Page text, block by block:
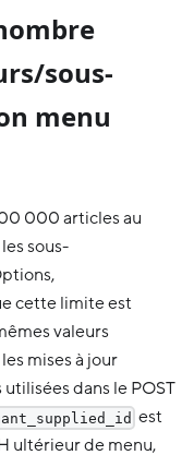
sous-
menu
000 articles au
sous-
cette limite est
valeurs
mises à jour
dans le POST
est
ultérieur de menu,